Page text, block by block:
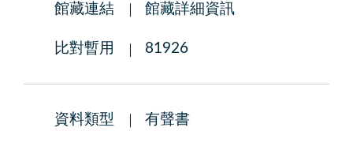
館藏連結 館藏詳細資訊
比對暫用 81926
資料類型 有聲書